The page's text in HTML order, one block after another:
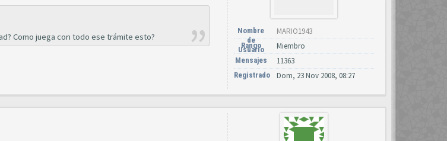
Como juega con todo ese trámite esto?
Nombre
de
Usuario
MARIO1943
Rango Miembro
Mensajes 11363
Registrado Dom, 23 Nov 2008, 08:27